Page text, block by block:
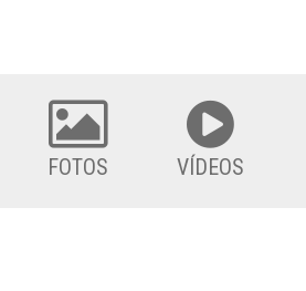
FOTOS VÍDEOS